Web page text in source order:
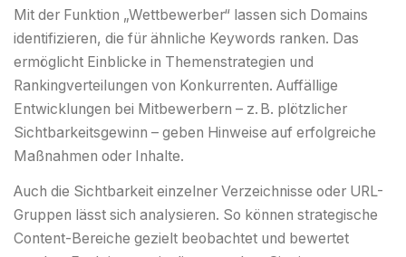
Mit der Funktion „Wettbewerber“ lassen sich Domains
identifizieren, die für ähnliche Keywords ranken. Das
ermöglicht Einblicke in Themenstrategien und
Rankingverteilungen von Konkurrenten. Auffällige
Entwicklungen bei Mitbewerbern – z. B. plötzlicher
Sichtbarkeitsgewinn – geben Hinweise auf erfolgreiche
Maßnahmen oder Inhalte.
Auch die Sichtbarkeit einzelner Verzeichnisse oder URL-
Gruppen lässt sich analysieren. So können strategische
Content-Bereiche gezielt beobachtet und bewertet